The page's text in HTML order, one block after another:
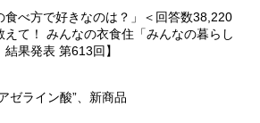
食べ方で好きなのは？」＜回答数38,220
えて！ みんなの衣食住「みんなの暮らし
結果発表 第613回】
ゼライン酸”、新商品